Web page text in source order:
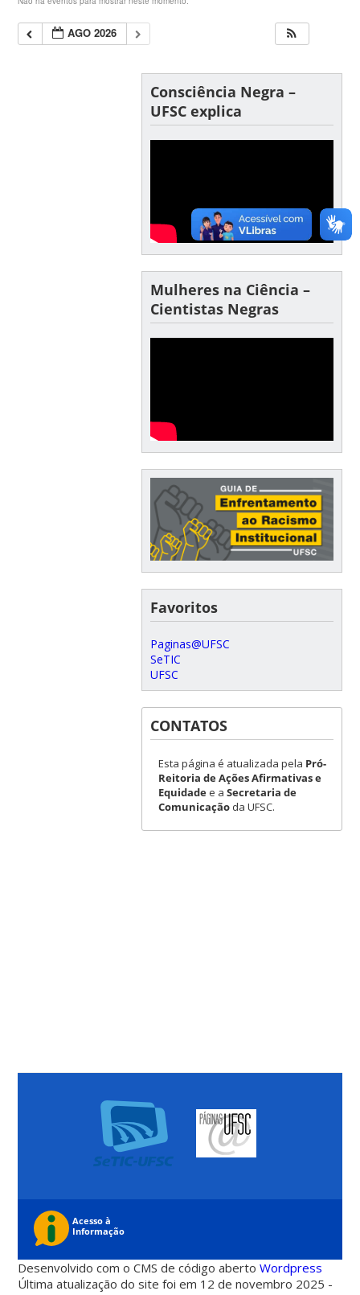
AGO 2026
Consciência Negra –
UFSC explica
Mulheres na Ciência –
Cientistas Negras
Favoritos
Paginas@UFSC
SeTIC
UFSC
CONTATOS
Esta página é atualizada pela Pró-
Reitoria de Ações Afirmativas e
Equidadee a Secretaria de
Comunicaçãoda UFSC.
Desenvolvido com o CMS de código abertoWordpress
Última atualização do site foi em 12 de novembro 2025 -